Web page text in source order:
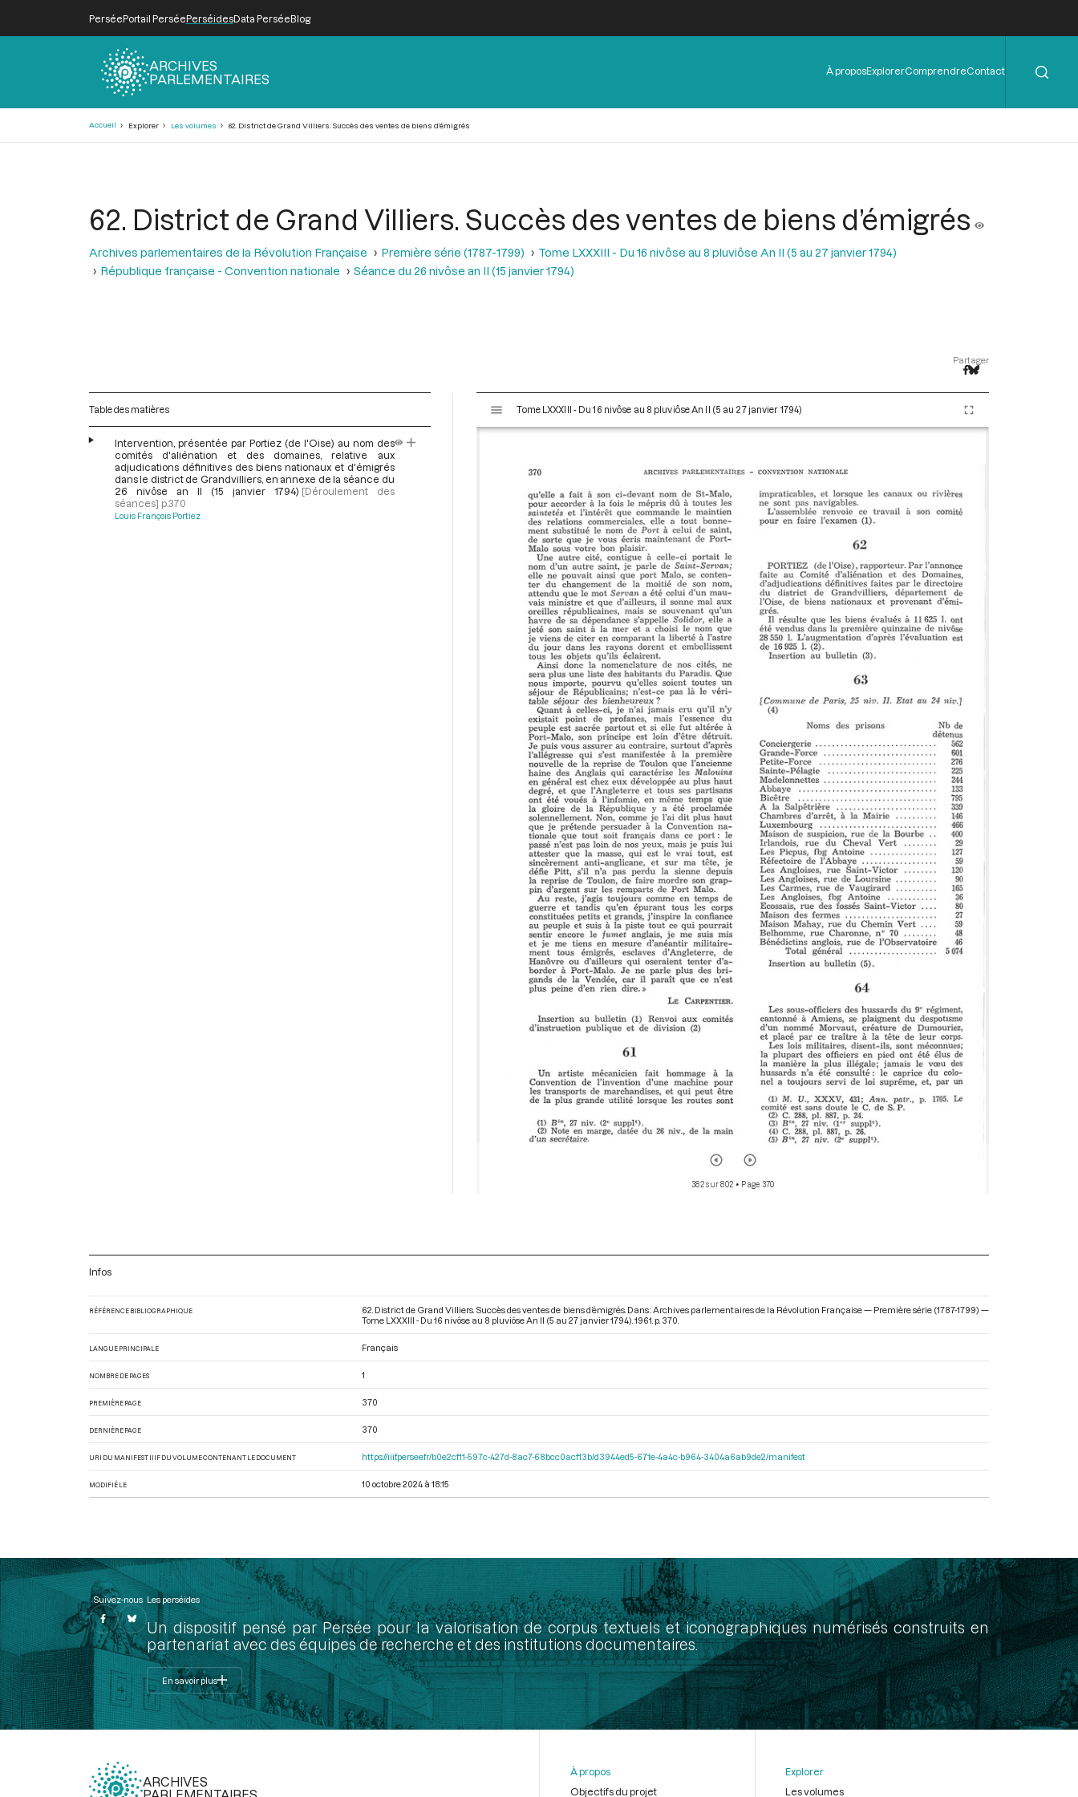
PerséePortail PerséePerséidesData PerséeBlog
ARCHIVES
PARLEMENTAIRES
Menu
de
À proposExplorerComprendreContact
Accueil Explorer Les volumes 62. District de Grand Villiers. Succès des ventes de biens d’émigrés
62. District de Grand Villiers. Succès des ventes de biens d’émigrés
Archives parlementaires de la Révolution Française Première série (1787-1799)
Tome LXXXIII - Du 16 nivôse au 8 pluviôse An II (5 au 27 janvier 1794)
République française - Convention nationale
Séance du 26 nivôse an II (15 janvier 1794)
Partager
Table des matières
Intervention, présentée par Portiez (de l'Oise) au nom des
comités d'aliénation et des domaines, relative aux
adjudications définitives des biens nationaux et d'émigrés
dans le district de Grandvilliers, en annexe de la séance du
26 nivôse an II (15 janvier 1794) [Déroulement des
séances] p.370
Louis François Portiez
s
Tome LXXXIII - Du 16 nivôse au 8 pluviôse An II (5 au 27 janvier 1794)
382 sur 802 • Page 370
Infos
RÉFÉRENCE BIBLIOGRAPHIQUE
62. District de Grand Villiers. Succès des ventes de biens d’émigrés. Dans : Archives parlementaires de la Révolution Française — Première série (1787-1799) —
Tome LXXXIII - Du 16 nivôse au 8 pluviôse An II (5 au 27 janvier 1794) . 1961. p. 370.
LANGUE PRINCIPALE Français
NOMBRE DE PAGES 1
PREMIÈRE PAGE 370
DERNIÈRE PAGE 370
URI DU MANIFEST IIIF DU VOLUME CONTENANT LE DOCUMENT https://iiif.persee.fr/b0e2cf11-597c-427d-8ac7-68bcc0acf13b/d3944ed5-671e-4a4c-b964-3404a6ab9de2/manifest
MODIFIÉ LE 10 octobre 2024 à 18:15
Suivez-nous Les perséides
Un dispositif pensé par Persée pour la valorisation de corpus textuels et iconographiques numérisés construits en
partenariat avec des équipes de recherche et des institutions documentaires.
En savoir plus
ARCHIVES
À propos
Objectifs du projet
Explorer
Les volumes